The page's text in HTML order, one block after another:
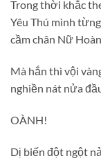
Trong thời khắc
Yêu Thú mình
cầm chân Nữ
Mà hắn thì vội
nghiền nát nửa
OÀNH!
Dị biến đột ngột